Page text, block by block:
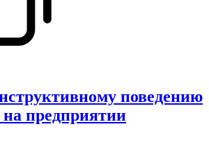
поведению
предприятии